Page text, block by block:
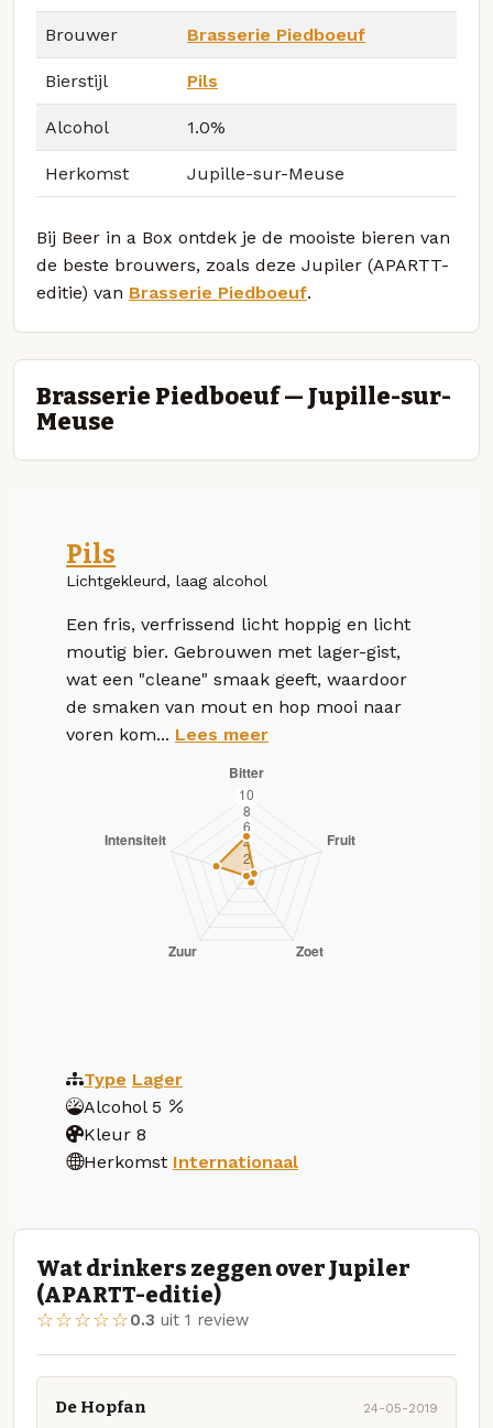
Brouwer Brasserie Piedboeuf
Bierstijl Pils
Alcohol 1.0%
Herkomst Jupille-sur-Meuse
Bij Beer in a Box ontdek je de mooiste bieren van
de beste brouwers, zoals deze Jupiler (APARTT-
editie) van Brasserie Piedboeuf.
Brasserie Piedboeuf — Jupille-sur-
Meuse
Pils
Lichtgekleurd, laag alcohol
Een fris, verfrissend licht hoppig en licht
moutig bier. Gebrouwen met lager-gist,
wat een "cleane" smaak geeft, waardoor
de smaken van mout en hop mooi naar
voren kom... Lees meer
Type Lager
Alcohol 5
Kleur 8
Herkomst Internationaal
Wat drinkers zeggen over Jupiler
(APARTT-editie)
☆☆☆☆☆0.3 uit 1 review
De Hopfan 24-05-2019